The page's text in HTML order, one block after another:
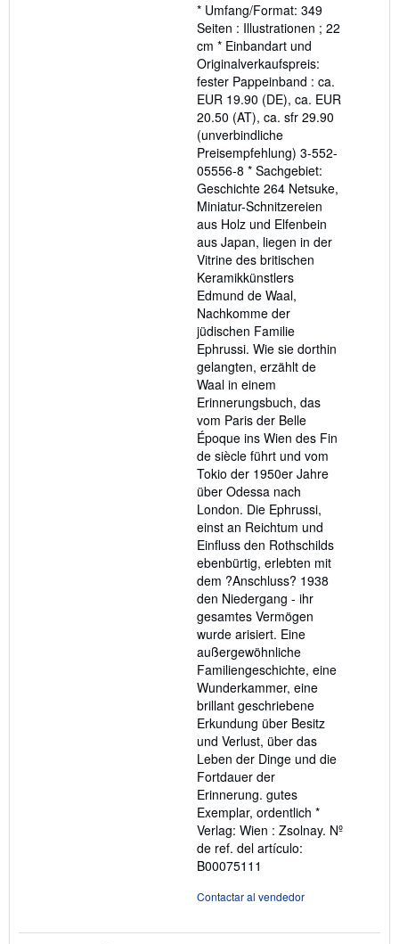
* Umfang/Format: 349
Seiten : Illustrationen ; 22
cm * Einbandart und
Originalverkaufspreis:
fester Pappeinband : ca.
EUR 19.90 (DE), ca. EUR
20.50 (AT), ca. sfr 29.90
(unverbindliche
Preisempfehlung) 3-552-
05556-8 * Sachgebiet:
Geschichte 264 Netsuke,
Miniatur-Schnitzereien
aus Holz und Elfenbein
aus Japan, liegen in der
Vitrine des britischen
Keramikkünstlers
Edmund de Waal,
Nachkomme der
jüdischen Familie
Ephrussi. Wie sie dorthin
gelangten, erzählt de
Waal in einem
Erinnerungsbuch, das
vom Paris der Belle
Époque ins Wien des Fin
de siècle führt und vom
Tokio der 1950er Jahre
über Odessa nach
London. Die Ephrussi,
einst an Reichtum und
Einfluss den Rothschilds
ebenbürtig, erlebten mit
dem ?Anschluss? 1938
den Niedergang - ihr
gesamtes Vermögen
wurde arisiert. Eine
außergewöhnliche
Familiengeschichte, eine
Wunderkammer, eine
brillant geschriebene
Erkundung über Besitz
und Verlust, über das
Leben der Dinge und die
Fortdauer der
Erinnerung. gutes
Exemplar, ordentlich *
Verlag: Wien : Zsolnay. Nº
de ref. del artículo:
B00075111
Contactar al vendedor